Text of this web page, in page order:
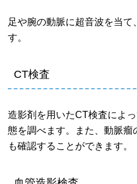
足や腕の動脈に超音波を当て
す。
CT検査
造影剤を用いたCT検査によ
態を調べます。また、動脈
も確認することができます。